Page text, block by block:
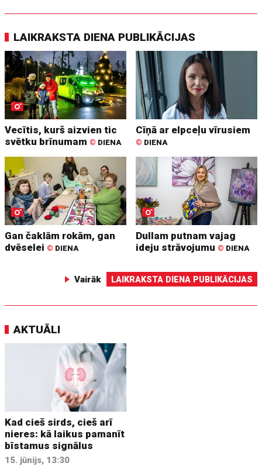
LAIKRAKSTA DIENA PUBLIKĀCIJAS
Vecītis, kurš aizvien tic
svētku brīnumam © DIENA
Cīņā ar elpceļu vīrusiem
© DIENA
Gan čaklām rokām, gan
dvēselei © DIENA
Dullam putnam vajag
ideju strāvojumu © DIENA
Vairāk LAIKRAKSTA DIENA PUBLIKĀCIJAS
AKTUĀLI
Kad cieš sirds, cieš arī
nieres: kā laikus pamanīt
bīstamus signālus
15. jūnijs, 13:30